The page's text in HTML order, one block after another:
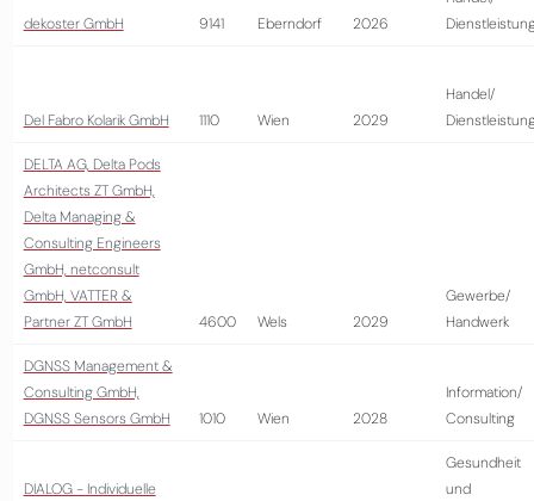
dekoster GmbH 9141 Eberndorf 2026
Del Fabro Kolarik GmbH 1110 Wien 2029
Handel/
DELTA AG, Delta Pods
Architects ZT GmbH,
Delta Managing &
Consulting Engineers
GmbH, netconsult
GmbH, VATTER &
Partner ZT GmbH
4600 Wels 2029
Gewerbe/
Handwerk
DGNSS Management &
Consulting GmbH,
DGNSS Sensors GmbH
1010 Wien 2028
Information/
Consulting
DIALOG - Individuelle
Gesundheit
und